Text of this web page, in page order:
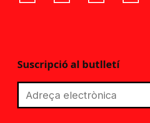
Suscripció al butlletí